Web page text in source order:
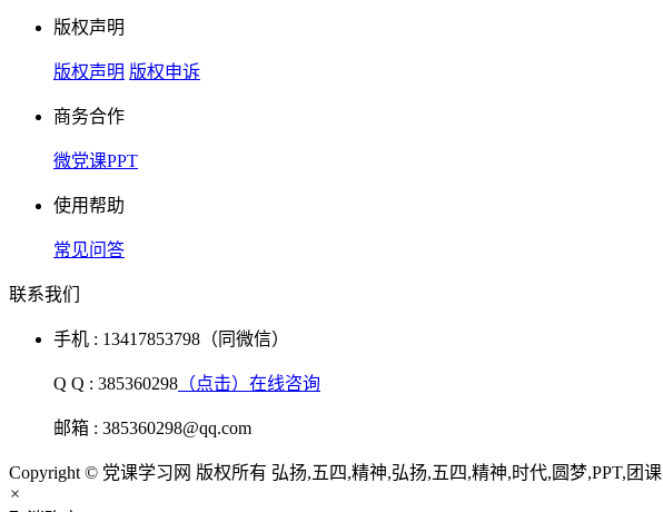
版权声明
版权声明 版权申诉
商务合作
微党课PPT
使用帮助
常见问答
联系我们
手机 : 13417853798（同微信）
Q Q : 385360298 （点击）在线咨询
邮箱 : 385360298@qq.com
Copyright © 党课学习网 版权所有 弘扬,五四,精神,弘扬,五四,精神,时代,圆梦,PPT,团课
×